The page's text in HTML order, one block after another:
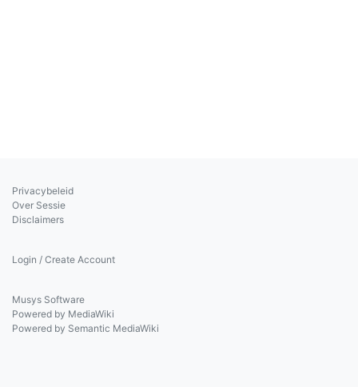
Privacybeleid
Over Sessie
Disclaimers
Login / Create Account
Musys Software
Powered by MediaWiki
Powered by Semantic MediaWiki